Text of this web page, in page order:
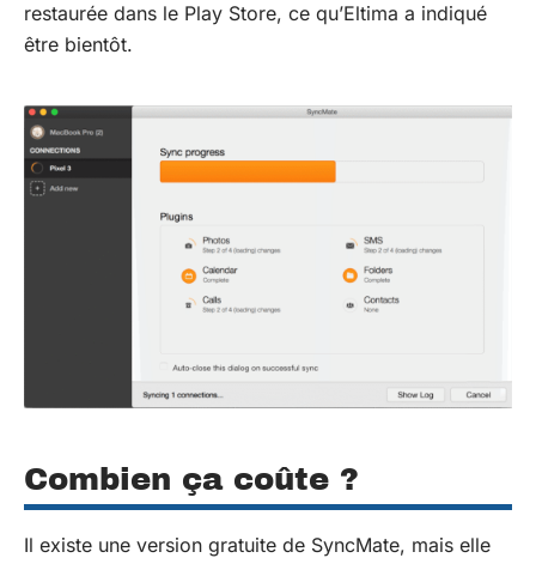
restaurée dans le Play Store, ce qu’Eltima a indiqué
être bientôt.
Combien ça coûte ?
Il existe une version gratuite de SyncMate, mais elle